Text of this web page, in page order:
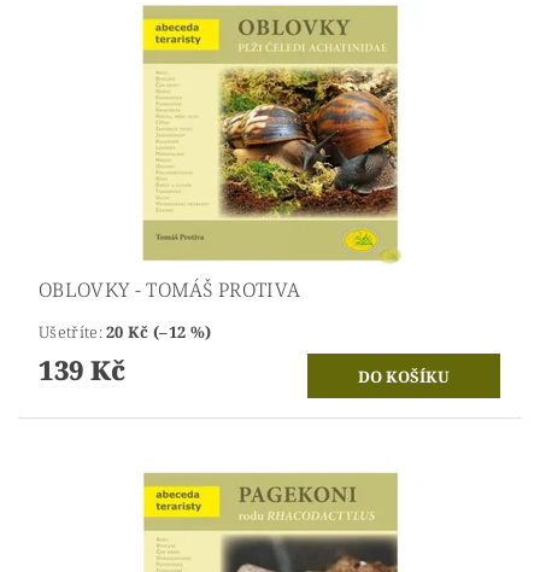
OBLOVKY - TOMÁŠ PROTIVA
Ušetříte:20 Kč (–12 %)
139 Kč